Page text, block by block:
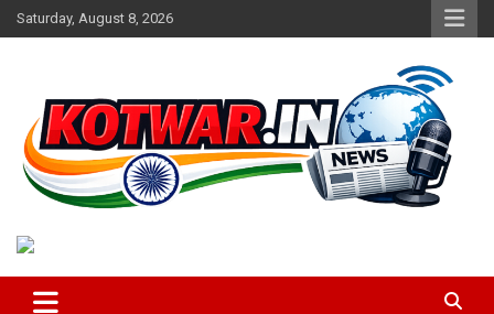
Skip
to
Saturday, August 8, 2026
kotwar.in